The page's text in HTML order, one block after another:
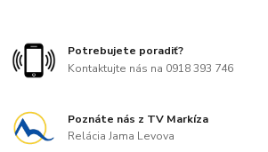
Potrebujete poradiť?
Kontaktujte nás na 0918 393 746
Poznáte nás z TV Markíza
Relácia Jama Levova